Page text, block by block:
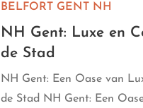
BELFORT GENT NH
NH Gent: Luxe en
de Stad
NH Gent: Een Oase van
de Stad NH Gent: Een